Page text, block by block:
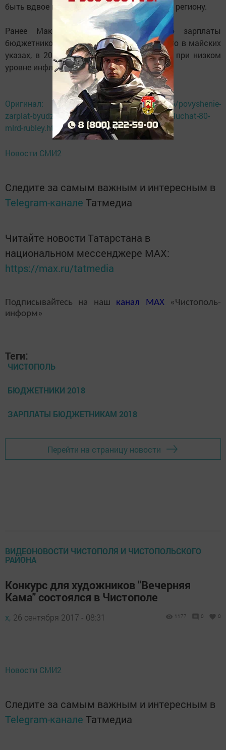
быть вдвое выше, чем средняя зарплата по региону.
Ранее Максим Топилин сообщил, что зарплаты
бюджетников, о которых не было упомянуто в майских
указах, в 2018 году проиндексируют даже при низком
уровне инфляции.
Оригинал: http://informing.ru/2017/09/26/povyshenie-
zarplat-byudzhetnikam-v-2018-godu-regiony-poluchat-80-
mlrd-rubley.html
Новости СМИ2
Следите за самым важным и интересным в
Telegram-канале Татмедиа
Читайте новости Татарстана в
национальном мессенджере MАХ:
https://max.ru/tatmedia
Подписывайтесь на наш канал MAX«Чистополь-
информ»
Теги:
ЧИСТОПОЛЬ
БЮДЖЕТНИКИ 2018
ЗАРПЛАТЫ БЮДЖЕТНИКАМ 2018
Перейти на страницу новости
ВИДЕОНОВОСТИ ЧИСТОПОЛЯ И ЧИСТОПОЛЬСКОГО
РАЙОНА
Конкурс для художников "Вечерняя
Кама" состоялся в Чистополе
х, 26 сентября 2017 - 08:31 1177 0 0
Новости СМИ2
Следите за самым важным и интересным в
Telegram-канале Татмедиа